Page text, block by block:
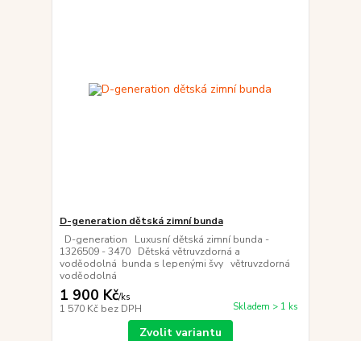
D-generation dětská zimní bunda
D-generation Luxusní dětská zimní bunda -
1326509 - 3470 Dětská větruvzdorná a
voděodolná bunda s lepenými švy větruvzdorná
voděodolná
1 900 Kč/ks
1 570 Kč bez DPH Skladem > 1 ks
Zvolit variantu